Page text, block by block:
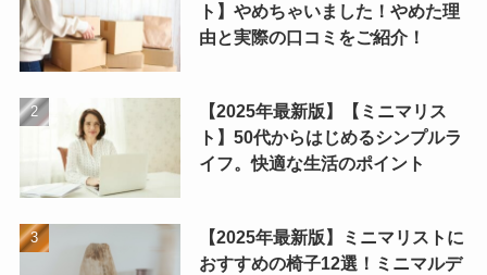
ト】やめちゃいました！やめた理
由と実際の口コミをご紹介！
【2025年最新版】【ミニマリス
ト】50代からはじめるシンプルラ
イフ。快適な生活のポイント
【2025年最新版】ミニマリストに
おすすめの椅子12選！ミニマルデ